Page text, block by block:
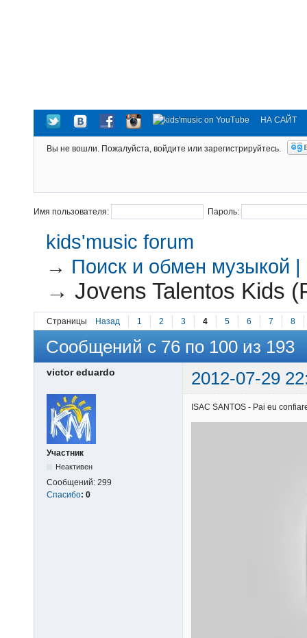
НА САЙТ
Вы не вошли. Пожалуйста, войдите или зарегистрируйтесь.
Имя пользователя: Пароль:
kids'music forum
→ Поиск и обмен музыкой
→Jovens Talentos Kids
Страницы Назад 1 2 3 4 5 6 7 8
Сообщений с 76 по 100 из 193
victor eduardo 2012-07-29
Участник
Неактивен
Сообщений: 299
Спасибо: 0
ISAC SANTOS - Pai eu